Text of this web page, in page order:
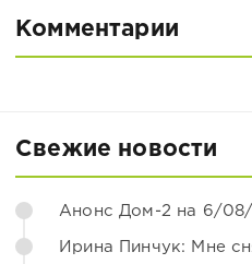
Комментарии
Свежие новости
Анонс Дом-2 на 6/
Ирина Пинчук: Мне